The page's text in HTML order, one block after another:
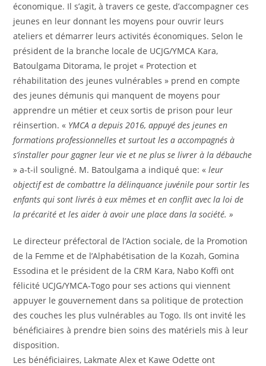
économique. Il s’agit, à travers ce geste, d’accompagner ces
jeunes en leur donnant les moyens pour ouvrir leurs
ateliers et démarrer leurs activités économiques. Selon le
président de la branche locale de UCJG/YMCA Kara,
Batoulgama Ditorama, le projet « Protection et
réhabilitation des jeunes vulnérables » prend en compte
des jeunes démunis qui manquent de moyens pour
apprendre un métier et ceux sortis de prison pour leur
réinsertion. « YMCA a depuis2016, appuyé des jeunes en
formations professionnelles et surtout les a accompagnés à
s’installerpour gagner leur vie et ne plus se livrer à la débauche
» a-t-il souligné. M. Batoulgama a indiqué que: «leur
objectif est de combattre la délinquance juvénile pour sortir les
enfants qui sont livrés à eux mêmes et en conflit avec la loi de
la précarité et les aider à avoir une place dans la société. »
Le directeur préfectoral de l’Action sociale, de la Promotion
de la Femme et de l’Alphabétisation de la Kozah, Gomina
Essodina et le président de la CRM Kara, Nabo Koffi ont
félicité UCJG/YMCA-Togo pour ses actions qui viennent
appuyer le gouvernement dans sa politique de protection
des couches les plus vulnérables au Togo. Ils ont invité les
bénéficiaires à prendre bien soins des matériels mis à leur
disposition.
Les bénéficiaires, Lakmate Alex et Kawe Odette ont